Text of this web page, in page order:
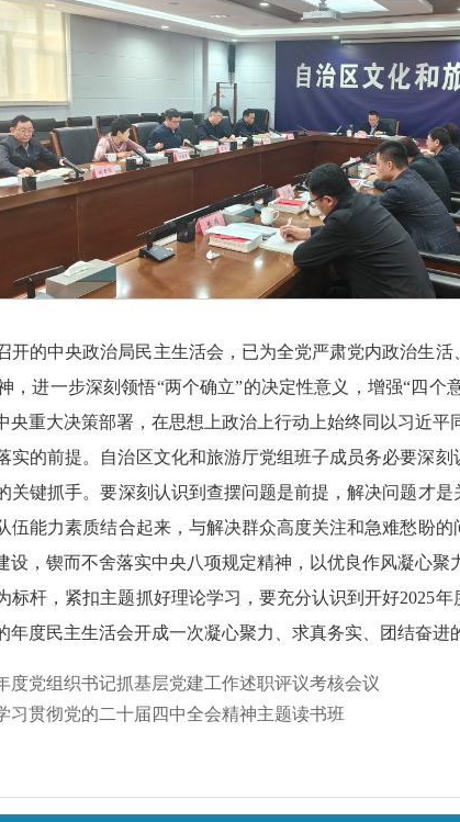
开的中央政治局民主生活会，已为全党严肃党内政治生
进一步深刻领悟“两个确立”的决定性意义，增强“四个
重大决策部署，在思想上政治上行动上始终同以习近平
实的前提。自治区文化和旅游厅党组班子成员务必要深
关键抓手。要深刻认识到查摆问题是前提，解决问题才
伍能力素质结合起来，与解决群众高度关注和急难愁盼
，锲而不舍落实中央八项规定精神，以优良作风凝心聚
标杆，紧扣主题抓好理论学习，要充分认识到开好2025
度民主生活会开成一次凝心聚力、求真务实、团结奋进
度党组织书记抓基层党建工作述职评议考核会议
习贯彻党的二十届四中全会精神主题读书班